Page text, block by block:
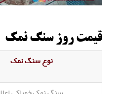
قیمت روز سنگ نمک
نوع سنگ نمک